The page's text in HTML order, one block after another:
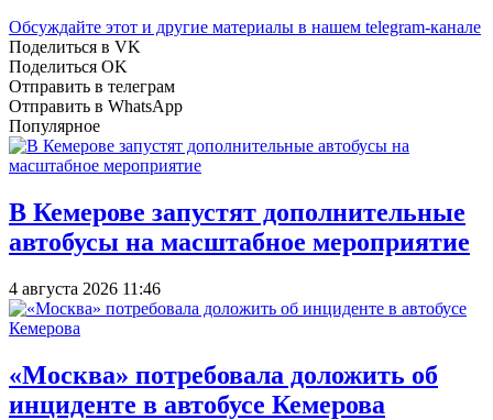
Обсуждайте этот и другие материалы в нашем telegram-канале
Поделиться в VK
Поделиться OK
Отправить в телеграм
Отправить в WhatsApp
Популярное
В Кемерове запустят дополнительные
автобусы на масштабное мероприятие
4 августа 2026 11:46
«Москва» потребовала доложить об
инциденте в автобусе Кемерова